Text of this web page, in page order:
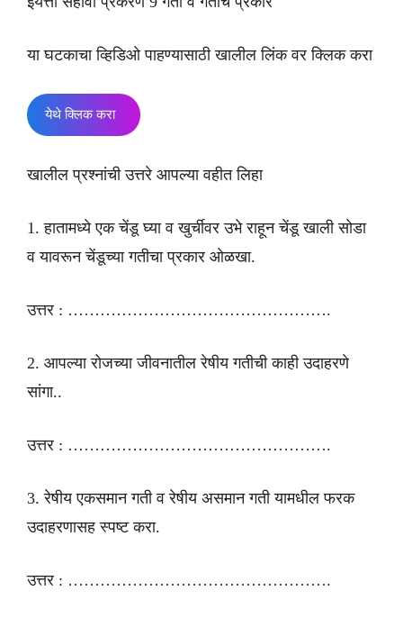
या घटकाचा व्हिडिओ पाहण्यासाठी खालील लिंक वर क्लिक करा
येथे क्लिक करा
खालील प्रश्नांची उत्तरे आपल्या वहीत लिहा
1. हातामध्ये एक चेंडू घ्या व खुर्चीवर उभे राहून चेंडू खाली सोडा
व यावरून चेंडूच्या गतीचा प्रकार ओळखा.
उत्तर : ………………………………………….
2. आपल्या रोजच्या जीवनातील रेषीय गतीची काही उदाहरणे
सांगा..
उत्तर : ………………………………………….
3. रेषीय एकसमान गती व रेषीय असमान गती यामधील फरक
उदाहरणासह स्पष्ट करा.
उत्तर : ………………………………………….